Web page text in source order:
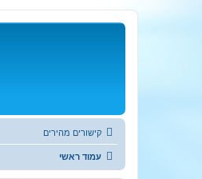
קישורים מהירים
עמוד ראשי